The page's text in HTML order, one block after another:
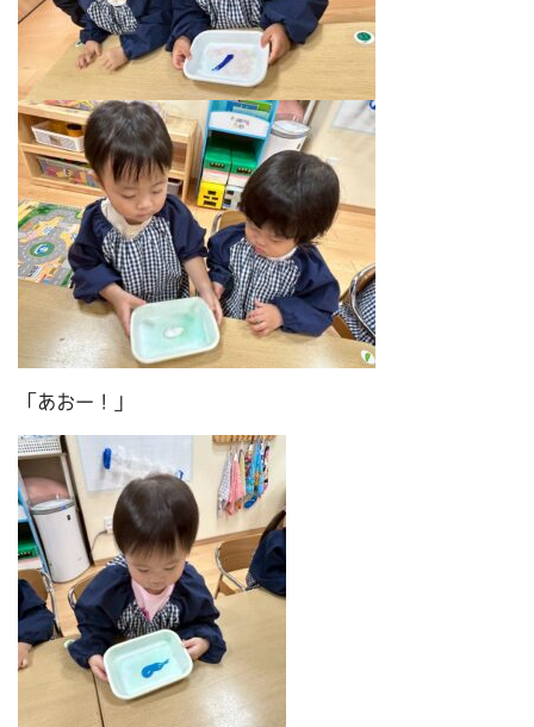
「あおー！」